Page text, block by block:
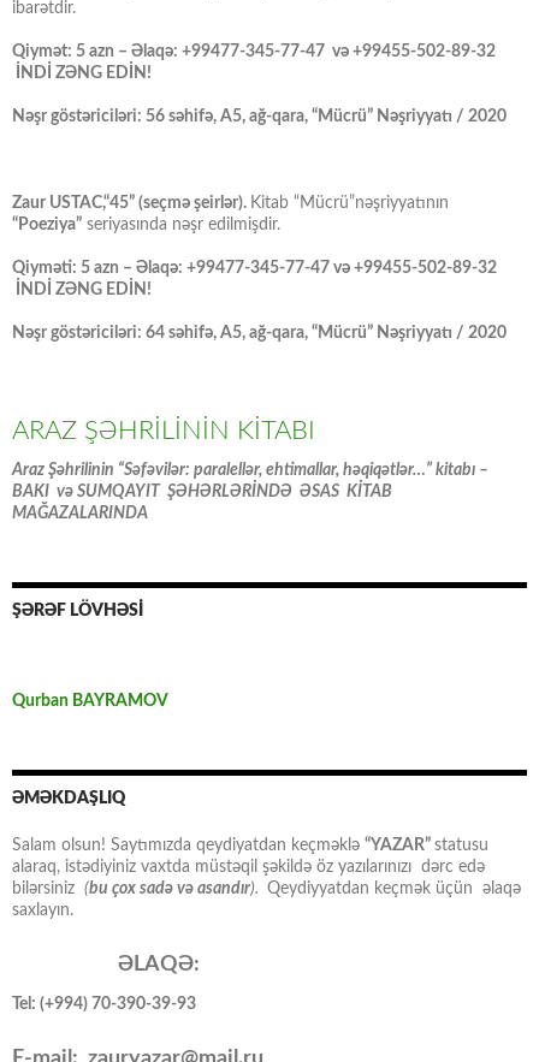
ibarətdir.
Qiymət: 5 azn – Əlaqə: +99477-345-77-47 və +99455-502-89-32
İNDİ ZƏNG EDİN!
Nəşr göstəriciləri: 56 səhifə, A5, ağ-qara, “Mücrü” Nəşriyyatı / 2020
Zaur USTAC,“45” (seçmə şeirlər). Kitab “Mücrü”nəşriyyatının
“Poeziya” seriyasında nəşr edilmişdir.
Qiyməti: 5 azn – Əlaqə: +99477-345-77-47 və +99455-502-89-32
İNDİ ZƏNG EDİN!
Nəşr göstəriciləri: 64 səhifə, A5, ağ-qara, “Mücrü” Nəşriyyatı / 2020
ARAZ ŞƏHRİLİNİN KİTABI
Araz Şəhrilinin “Səfəvilər: paralellər, ehtimallar, həqiqətlər…” kitabı –
BAKI və SUMQAYIT ŞƏHƏRLƏRİNDƏ ƏSAS KİTAB
MAĞAZALARINDA
ŞƏRƏF LÖVHƏSİ
Qurban BAYRAMOV
ƏMƏKDAŞLIQ
Salam olsun! Saytımızda qeydiyatdan keçməklə “YAZAR” statusu
alaraq, istədiyiniz vaxtda müstəqil şəkildə öz yazılarınızı dərc edə
bilərsiniz (bu çox sadə və asandır). Qeydiyyatdan keçmək üçün əlaqə
saxlayın.
ƏLAQƏ:
Tel: (+994) 70-390-39-93